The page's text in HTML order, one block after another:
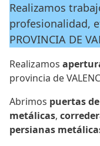
Realizamos
profesionalidad,
PROVINCIA DE
Realizamos
provincia de
Abrimos puertas
metálicas,
persianas